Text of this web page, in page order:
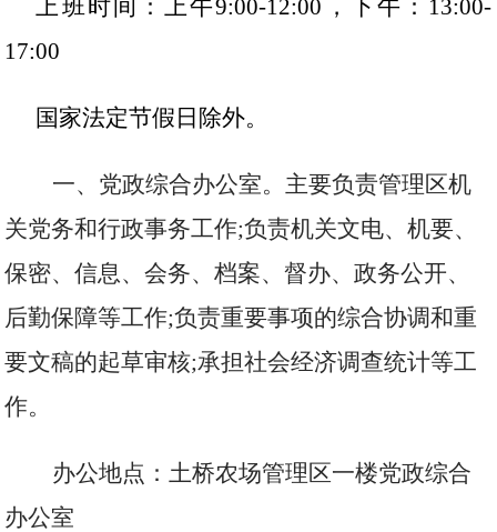
上班时间：上午9:00-12:00，下午：13:00-
17:00
国家法定节假日除外。
一、党政综合办公室。 主要负责管理区机
关党务和行政事务工作;负责机关文电、机要、
保密、信息、会务、档案、督办、政务公开、
后勤保障等工作;负责重要事项的综合协调和重
要文稿的起草审核;承担社会经济调查统计等工
作。
办公地点：土桥农场管理区一楼党政综合
办公室